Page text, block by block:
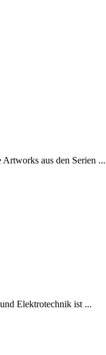
aus den Serien ...
Elektrotechnik ist ...